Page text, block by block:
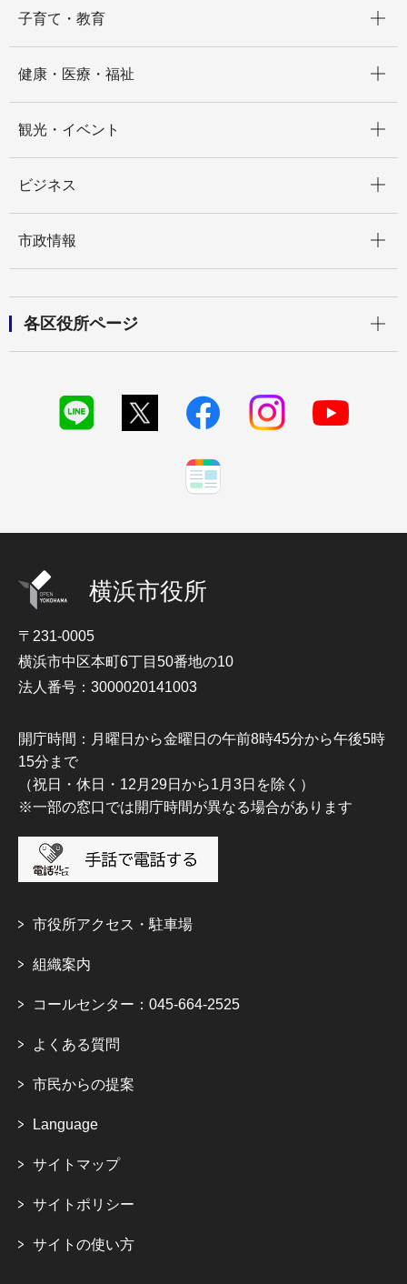
子育て・教育
健康・医療・福祉
観光・イベント
ビジネス
市政情報
各区役所ページ
横浜市役所
〒231-0005
横浜市中区本町6丁目50番地の10
法人番号：3000020141003
開庁時間：月曜日から金曜日の午前8時45分から午後5時
15分まで
（祝日・休日・12月29日から1月3日を除く）
※一部の窓口では開庁時間が異なる場合があります
市役所アクセス・駐車場
組織案内
コールセンター：045-664-2525
よくある質問
市民からの提案
Language
サイトマップ
サイトポリシー
サイトの使い方